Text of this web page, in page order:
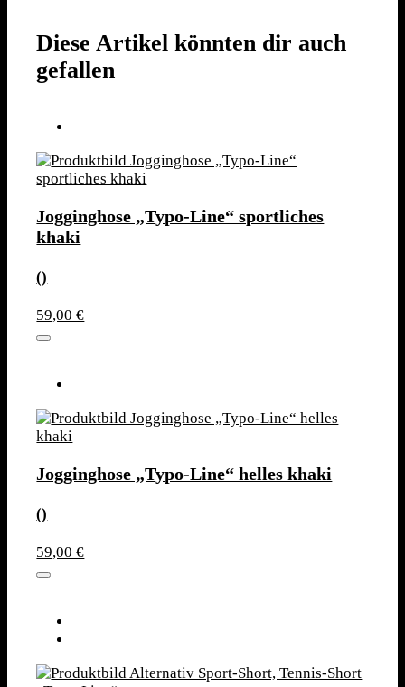
Diese Artikel könnten dir auch
gefallen
Jogginghose „Typo-Line“ sportliches
khaki
()
59,00 €
Jogginghose „Typo-Line“ helles khaki
()
59,00 €